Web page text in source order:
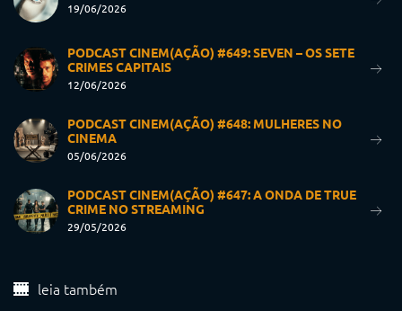
19/06/2026
PODCAST CINEM(AÇÃO) #649: SEVEN – OS SETE
CRIMES CAPITAIS
12/06/2026
PODCAST CINEM(AÇÃO) #648: MULHERES NO
CINEMA
05/06/2026
PODCAST CINEM(AÇÃO) #647: A ONDA DE TRUE
CRIME NO STREAMING
29/05/2026
leia também